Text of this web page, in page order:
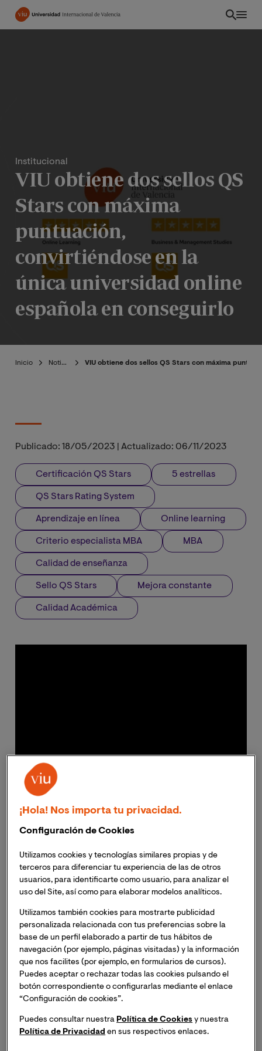
Pasar
PE
Institucional
VIU obtiene dos sellos QS
Stars con máxima
puntuación,
convirtiéndose en la
única universidad online
española en conseguirlo
Inicio Noticias VIU obtiene dos sellos QS Stars con máxima
Publicado: 18/05/2023 Actualizado: 06/11/2023
Certificación QS Stars 5 estrellas
QS Stars Rating System
Aprendizaje en línea Online learning
Criterio especialista MBA MBA
Calidad de enseñanza
Sello QS Stars Mejora constante
Calidad Académica
Videonoticia QS Stars
Los sellos obtenidos por VIU de parte del QS Stars
Aprendizaje en línea y Criterio Especialista
aplicado al MBA
¡Hola! Nos importa tu privacidad.
Configuración de Cookies
Utilizamos cookies y tecnologías similares propias y de
terceros para diferenciar tu experiencia de las de otros
usuarios, para identificarte como usuario, para analizar el
uso del Site, así como para elaborar modelos analíticos.
Utilizamos también cookies para mostrarte publicidad
personalizada relacionada con tus preferencias sobre la
base de un perfil elaborado a partir de tus hábitos de
navegación (por ejemplo, páginas visitadas) y la información
que nos facilites (por ejemplo, en formularios de cursos).
Puedes aceptar o rechazar todas las cookies pulsando el
botón correspondiente o configurarlas mediante el enlace
“Configuración de cookies”.
Puedes consultar nuestra Política de Cookies y nuestra
Política de Privacidad en sus respectivos enlaces.